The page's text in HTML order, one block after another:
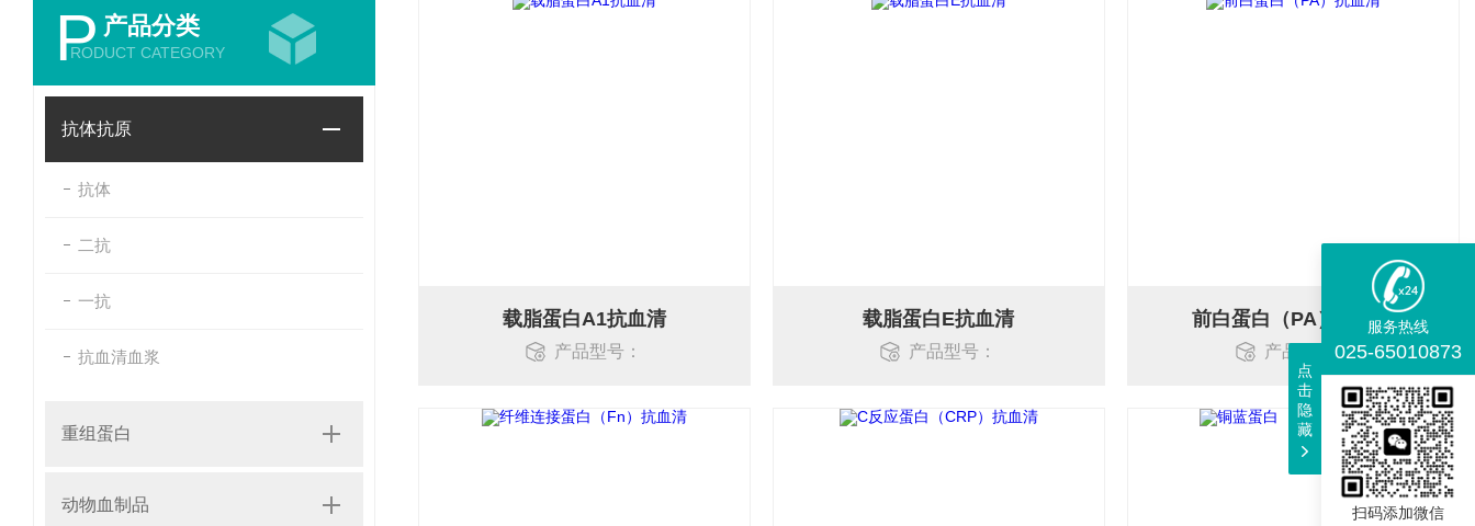
P 产品分类
RODUCT CATEGORY
抗体抗原
抗体
二抗
一抗
抗血清血浆
重组蛋白
动物血制品
载脂蛋白A1抗血清
产品型号：
载脂蛋白E抗血清
产品型号：
前白蛋白（PA）抗血清
产品型号：
服务热线
025-65010873
扫码添加微信
点
击
隐
藏